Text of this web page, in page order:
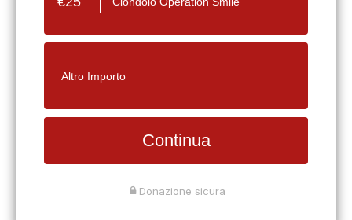
Altro Importo
Continua
Donazione sicura